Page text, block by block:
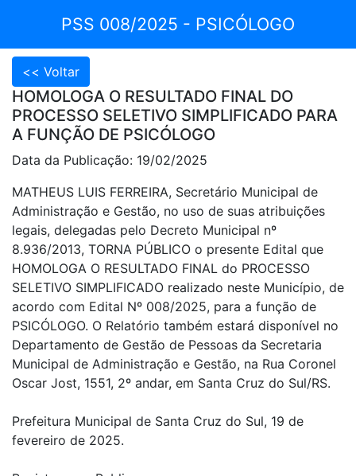
PSS 008/2025 - PSICÓLOGO
HOMOLOGA O RESULTADO FINAL DO
PROCESSO SELETIVO SIMPLIFICADO PARA
A FUNÇÃO DE PSICÓLOGO
Data da Publicação: 19/02/2025
MATHEUS LUIS FERREIRA, Secretário Municipal de
Administração e Gestão, no uso de suas atribuições
legais, delegadas pelo Decreto Municipal nº
8.936/2013, TORNA PÚBLICO o presente Edital que
HOMOLOGA O RESULTADO FINAL do PROCESSO
SELETIVO SIMPLIFICADO realizado neste Município, de
acordo com Edital Nº 008/2025, para a função de
PSICÓLOGO. O Relatório também estará disponível no
Departamento de Gestão de Pessoas da Secretaria
Municipal de Administração e Gestão, na Rua Coronel
Oscar Jost, 1551, 2º andar, em Santa Cruz do Sul/RS.
Prefeitura Municipal de Santa Cruz do Sul, 19 de
fevereiro de 2025.